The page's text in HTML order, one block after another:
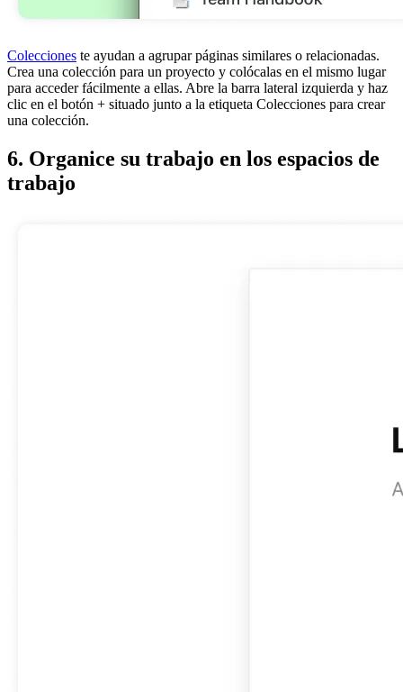
Colecciones te ayudan a agrupar páginas similares o relacionadas.
Crea una colección para un proyecto y colócalas en el mismo lugar
para acceder fácilmente a ellas. Abre la barra lateral izquierda y haz
clic en el botón + situado junto a la etiqueta Colecciones para crear
una colección.
6. Organice su trabajo en los espacios de
trabajo